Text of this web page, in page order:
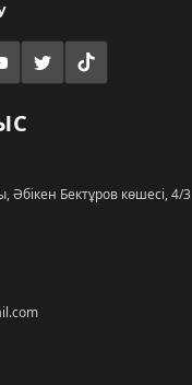
Әбікен Бектұров көшесі, 4/3